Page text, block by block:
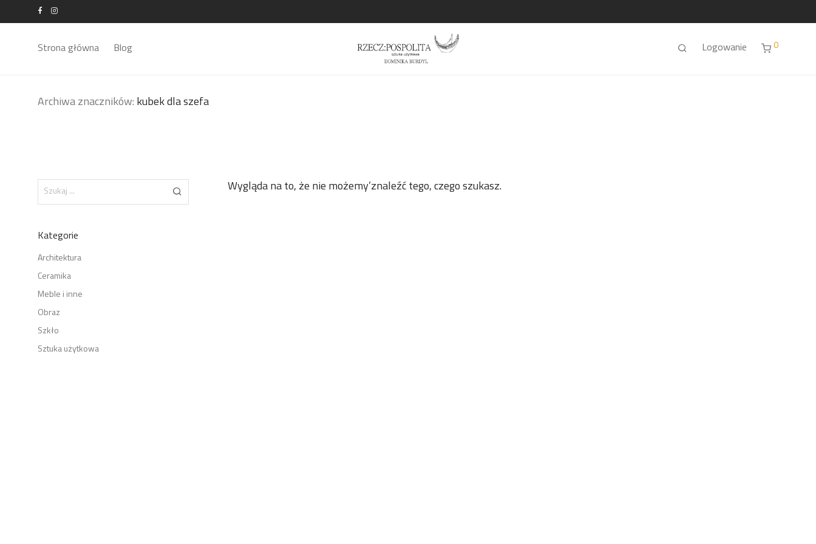
Strona główna Blog Logowanie 0
Archiwa znaczników: kubek dla szefa
Wygląda na to, że nie możemy’znaleźć tego, czego szukasz.
Kategorie
Architektura
Ceramika
Meble i inne
Obraz
Szkło
Sztuka użytkowa